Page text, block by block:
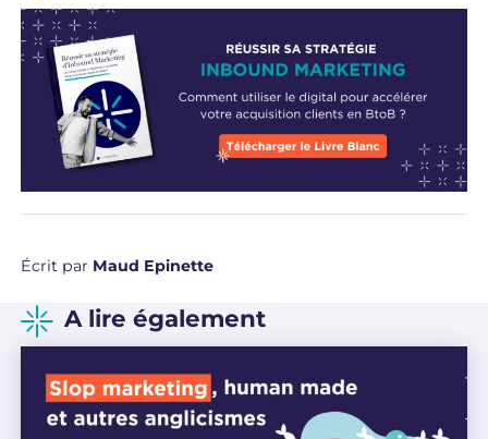
Écrit par Maud Epinette
A lire également